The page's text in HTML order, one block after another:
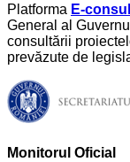
Platforma E-
General al
consultării
prevăzute de
Monitorul Oficial